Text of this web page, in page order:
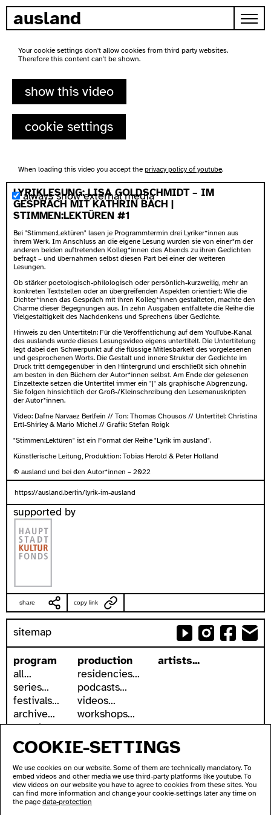
skip to content
ausland
Your cookie settings don't allow cookies from third party websites.
Therefore this content can't be shown.
show this video
cookie settings
When loading this video you accept the privacy policy of youtube.
always show external media
LYRIKLESUNG: LISA GOLDSCHMIDT – IM
GESPRÄCH MIT KATHRIN BACH |
STIMMEN:LEKTÜREN #1
Bei "Stimmen:Lektüren" lasen je Programmtermin drei Lyriker*innen aus
ihrem Werk. Im Anschluss an die eigene Lesung wurden sie von einer*m der
anderen beiden auftretenden Kolleg*innen des Abends zu ihren Gedichten
befragt – und übernahmen selbst diesen Part bei einer der weiteren
Lesungen.
Ob stärker poetologisch-philologisch oder persönlich-kurzweilig, mehr an
konkreten Textstellen oder an übergreifenden Aspekten orientiert: Wie die
Dichter*innen das Gespräch mit ihren Kolleg*innen gestalteten, machte den
Charme dieser Begegnungen aus. In zehn Ausgaben entfaltete die Reihe die
Vielgestaltigkeit des Nachdenkens und Sprechens über Gedichte.
Hinweis zu den Untertiteln: Für die Veröffentlichung auf dem YouTube-Kanal
des auslands wurde dieses Lesungsvideo eigens untertitelt. Die Untertitelung
legt dabei den Schwerpunkt auf die flüssige Mitlesbarkeit des vorgelesenen
und gesprochenen Worts. Die Gestalt und innere Struktur der Gedichte im
Druck tritt demgegenüber in den Hintergrund und erschließt sich ohnehin
am besten in den Büchern der Autor*innen selbst. Am Ende der gelesenen
Einzeltexte setzen die Untertitel immer ein "|" als graphische Abgrenzung.
Sie folgen hinsichtlich der Groß-/Kleinschreibung den Lesemanuskripten
der Autor*innen.
Video: Dafne Narvaez Berlfein // Ton: Thomas Chousos // Untertitel: Christina
Ertl-Shirley & Mario Michel // Grafik: Stefan Roigk
"Stimmen:Lektüren" ist ein Format der Reihe "Lyrik im ausland".
Künstlerische Leitung, Produktion: Tobias Herold & Peter Holland
© ausland und bei den Autor*innen – 2022
https://ausland.berlin/lyrik-im-ausland
supported by
share copy link
sitemap
program
all...
series...
festivals...
archive...
search
production
residencies...
podcasts...
videos...
workshops...
artists...
accessibility
ausland in sign language
wc's
transportation
about
contact
newsletter
supported by
COOKIE-SETTINGS
We use cookies on our website. Some of them are technically mandatory. To
embed videos and other media we use third-party platforms like youtube. To
view videos on our website you have to agree to cookies from these sites. You
can find more information and change your cookie-settings later any time on
the page data-protection